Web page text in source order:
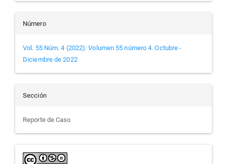
Número
Vol. 55 Núm. 4 (2022): Volumen 55 número 4. Octubre -
Diciembre de 2022
Sección
Reporte de Caso